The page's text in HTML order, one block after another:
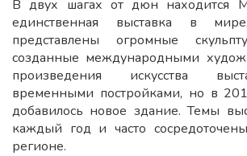
В двух шагах от дюн находится
единственная выставка в
представлены огромные
созданные международными
произведения искусства
временными постройками, но в
добавилось новое здание. Темы
каждый год и часто
регионе.